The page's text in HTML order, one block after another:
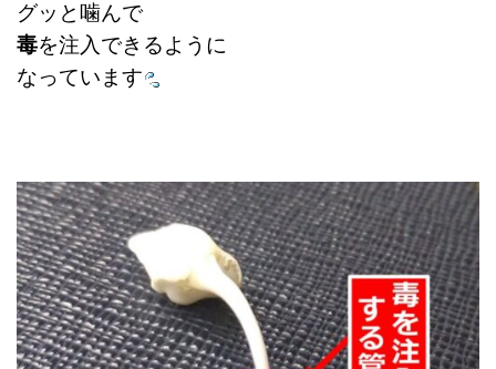
グッと噛んで
毒を注入できるように
なっています